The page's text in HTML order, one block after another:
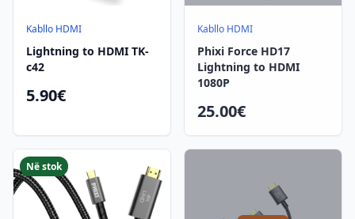
Kabllo HDMI
Lightning to HDMI TK-
c42
5.90€
Kabllo HDMI
Phixi Force HD17
Lightning to HDMI
1080P
25.00€
Në stok